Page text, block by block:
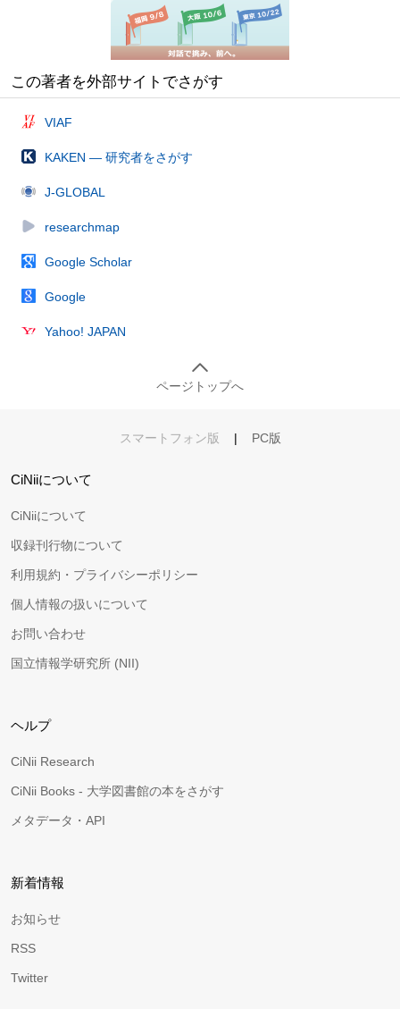
この著者を外部サイトでさがす
VIAF
KAKEN — 研究者をさがす
J-GLOBAL
researchmap
Google Scholar
Google
Yahoo! JAPAN
ページトップへ
スマートフォン版 | PC版
CiNiiについて
CiNiiについて
収録刊行物について
利用規約・プライバシーポリシー
個人情報の扱いについて
お問い合わせ
国立情報学研究所 (NII)
ヘルプ
CiNii Research
CiNii Books - 大学図書館の本をさがす
メタデータ・API
新着情報
お知らせ
RSS
Twitter